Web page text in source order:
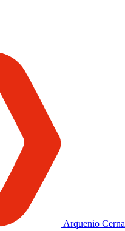
Arquenio Cerna